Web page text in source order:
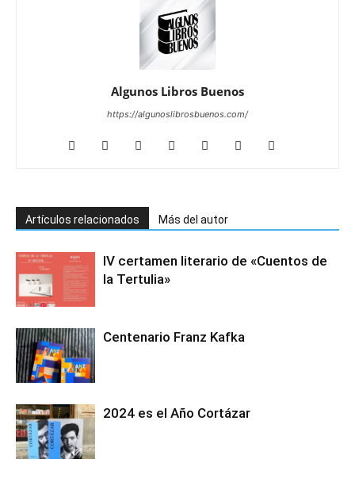
Algunos Libros Buenos
https://algunoslibrosbuenos.com/
Artículos relacionados Más del autor
IV certamen literario de «Cuentos de
la Tertulia»
Centenario Franz Kafka
2024 es el Año Cortázar